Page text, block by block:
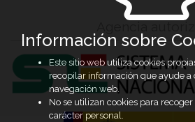
Información sobre
Este sitio web utiliza cookies
recopilar información que ayude a
navegación web.
No se utilizan cookies para
carácter personal.